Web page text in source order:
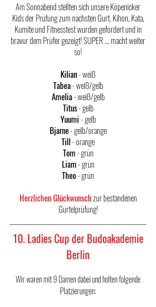
Am Sonnabend stellten sich unsere Köpenicker
Kids der Prüfung zum nächsten Gurt. Kihon, Kata,
Kumite und Fitnesstest wurden gefordert und in
bravur dem Prüfer gezeigt! SUPER ... macht weiter
so!
Kilian- weiß
Tabea- weiß/gelb
Amelia- weiß/gelb
Titus- gelb
Yuumi - gelb
Bjarne- gelb/orange
Till- orange
Tom- grün
Liam- grün
Theo- grün
Herzlichen Glückwunschzur bestandenen
Gürtelprüfung!
10. Ladies Cup der Budoakademie
Berlin
Wir waren mit 9 Damen dabei und holten folgende
Platzierungen: